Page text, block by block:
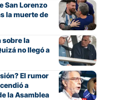
San Lorenzo
la muerte de
sobre la
no llegó a
El rumor
a
la Asamblea